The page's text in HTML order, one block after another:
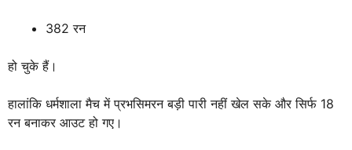
382 रन
हो चुके हैं।
हालांकि धर्मशाला मैच में प्रभसिमरन बड़ी पारी नहीं खेल सके और सिर्फ 18
रन बनाकर आउट हो गए।